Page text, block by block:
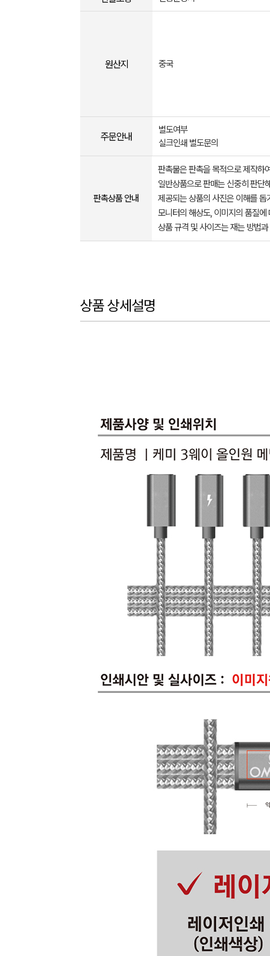
원산지 중국
주문안내
별도여부
실크인쇄 별도문의
판촉상품 안내
판촉물은 판촉을 목적으로 제작하
일반상품으로 판매는 신중히 판단
제공되는 상품의 사진은 이해를
모니터의 해상도, 이미지의 품질
상품 규격 및 사이즈는 재는 방법
상품 상세설명